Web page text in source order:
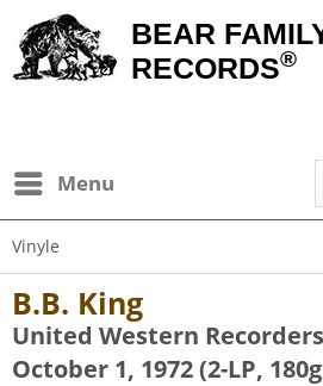
BEAR
RECORDS®
Menu
Vinyle
B.B. King
United Western
October 1, 1972 (2-LP,